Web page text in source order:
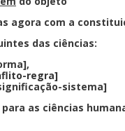
agora com a
das ciências:
regra]
sistema]
para as ciências